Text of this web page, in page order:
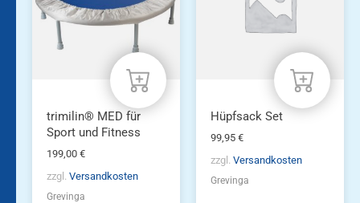
trimilin® MED für
Sport und Fitness
199,00 €
zzgl. Versandkosten
Grevinga
Hüpfsack Set
99,95 €
zzgl. Versandkosten
Grevinga